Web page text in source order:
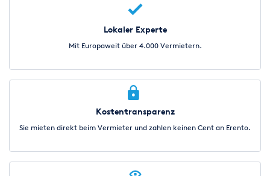
Lokaler Experte
Mit Europaweit über 4.000 Vermietern.
Kostentransparenz
Sie mieten direkt beim Vermieter und zahlen keinen Cent an Erento.